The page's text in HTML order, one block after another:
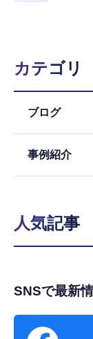
カテゴリ
ブログ
事例紹介
人気記事
SNSで最新